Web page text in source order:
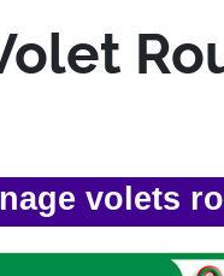
volets